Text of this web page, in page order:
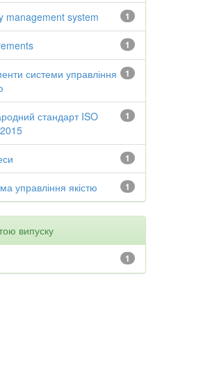
1
management system
1
1
системи управління
1
стандарт ISO
1
1
управління якістю
випуску
1